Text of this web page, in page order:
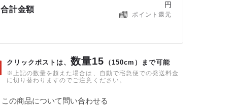
合計金額
円
ポイント還元
クリックポストは、数量15 （150cm）まで可能
※上記の数量を超えた場合は、自動で宅急便での発送料金
に切り替わりますのでご注意ください。
この商品について問い合わせる